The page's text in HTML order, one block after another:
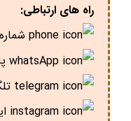
راه های ارتباطی: